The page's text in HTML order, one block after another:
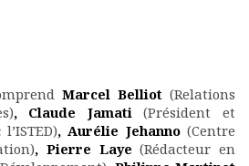
Marcel Belliot (Relations
, Claude Jamati(Président et
, Aurélie Jehanno(Centre
, Pierre Laye(Rédacteur en